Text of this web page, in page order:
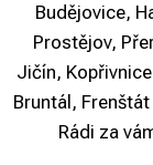
Budějovice,
Prostějov,
Jičín,
Bruntál,
Rádi za